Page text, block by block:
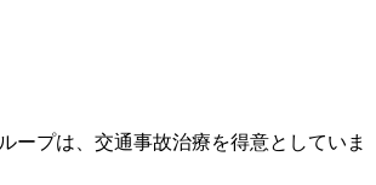
ープは、交通事故治療を得意としていま